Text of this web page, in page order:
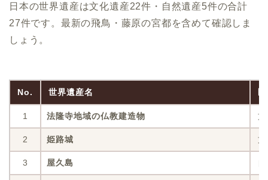
日本の世界遺産は文化遺産22件・自然遺産5件の合計
27件です。最新の飛鳥・藤原の宮都を含めて確認しま
しょう。
No. 世界遺産名
1 法隆寺地域の仏教建造物
2 姫路城
3 屋久島